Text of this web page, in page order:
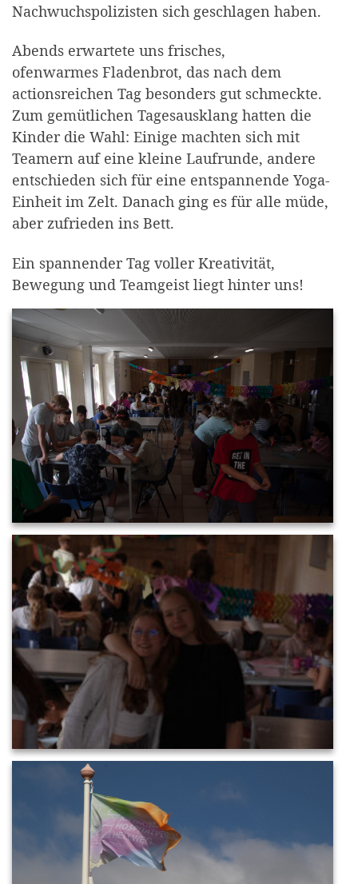
Nachwuchspolizisten sich geschlagen haben.
Abends erwartete uns frisches,
ofenwarmes Fladenbrot, das nach dem
actionsreichen Tag besonders gut schmeckte.
Zum gemütlichen Tagesausklang hatten die
Kinder die Wahl: Einige machten sich mit
Teamern auf eine kleine Laufrunde, andere
entschieden sich für eine entspannende Yoga-
Einheit im Zelt. Danach ging es für alle müde,
aber zufrieden ins Bett.
Ein spannender Tag voller Kreativität,
Bewegung und Teamgeist liegt hinter uns!